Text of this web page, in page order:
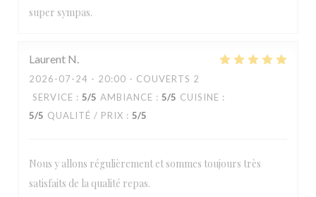
super sympas.
Laurent N
2026-07-24 - 20:00 - COUVERTS 2
SERVICE : 5/5 AMBIANCE : 5/5 CUISINE :
5/5 QUALITÉ / PRIX : 5/5
Nous y allons régulièrement et sommes toujours très
satisfaits de la qualité repas.